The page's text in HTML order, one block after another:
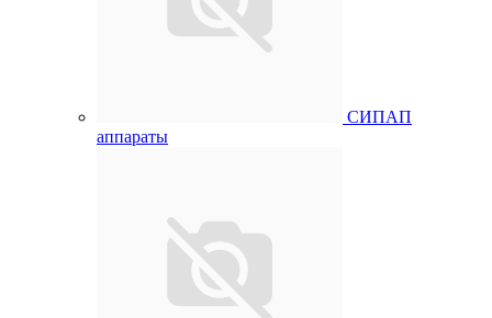
СИПАП
аппараты